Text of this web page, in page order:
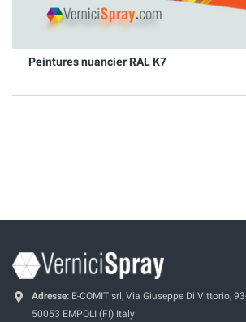
Peintures nuancier RAL K7
Adresse: E-COMIT srl, Via Giuseppe Di Vittorio,
50053 EMPOLI (FI) Italy